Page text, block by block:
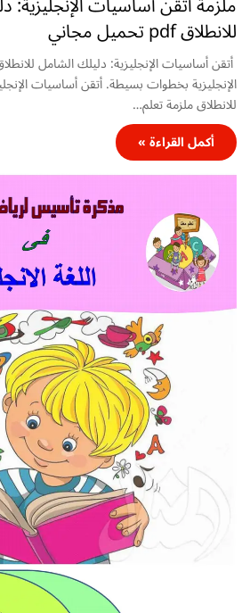
للانطلاق pdf تحميل مجاني
أتقن أساسيات الإنجليزية: دليلك الشامل
الإنجليزية بخطوات بسيطة. أتقن أساسيات
للانطلاق ملزمة تعلم…
أكمل القراءة »